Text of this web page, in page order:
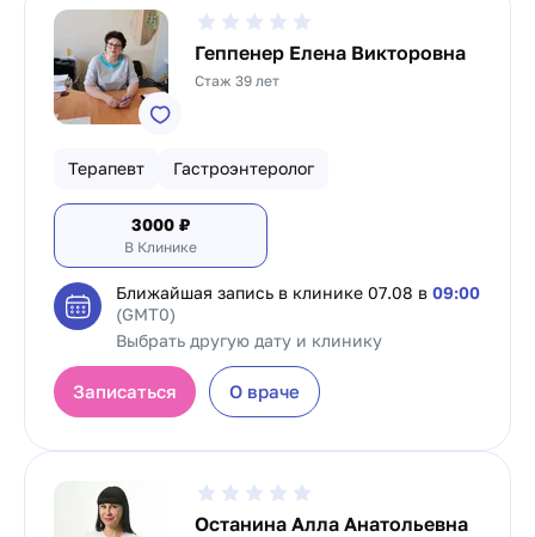
Геппенер Елена Викторовна
Стаж 39 лет
Терапевт Гастроэнтеролог
3000 ₽
В Клинике
Ближайшая запись в клинике 07.08 в 09:00
(GMT0)
Выбрать другую дату и клинику
Записаться О враче
Останина Алла Анатольевна